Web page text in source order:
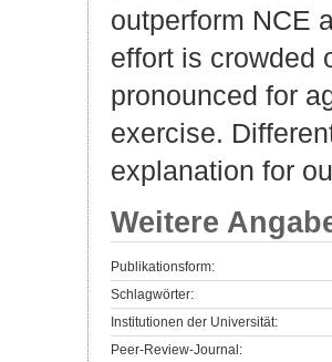
outperform NCE
effort is crowded
pronounced for
exercise.
explanation for
Weitere
Publikationsform:
Schlagwörter:
Institutionen der Universität:
Peer-Review-Journal: